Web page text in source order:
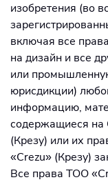
изобретения (во
включая все
на дизайн и все
или
юрисдикции)
информацию,
содержащиеся на
(Крезу) или их
«Crezu» (Крезу)
Все права ТОО